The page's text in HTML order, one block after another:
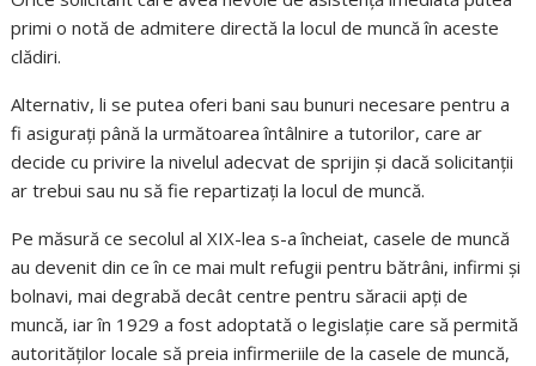
primi o notă de admitere directă la locul de muncă în aceste
clădiri.
Alternativ, li se putea oferi bani sau bunuri necesare pentru a
fi asigurați până la următoarea întâlnire a tutorilor, care ar
decide cu privire la nivelul adecvat de sprijin și dacă solicitanții
ar trebui sau nu să fie repartizați la locul de muncă.
Pe măsură ce secolul al XIX-lea s-a încheiat, casele de muncă
au devenit din ce în ce mai mult refugii pentru bătrâni, infirmi și
bolnavi, mai degrabă decât centre pentru săracii apți de
muncă, iar în 1929 a fost adoptată o legislație care să permită
autorităților locale să preia infirmeriile de la casele de muncă,